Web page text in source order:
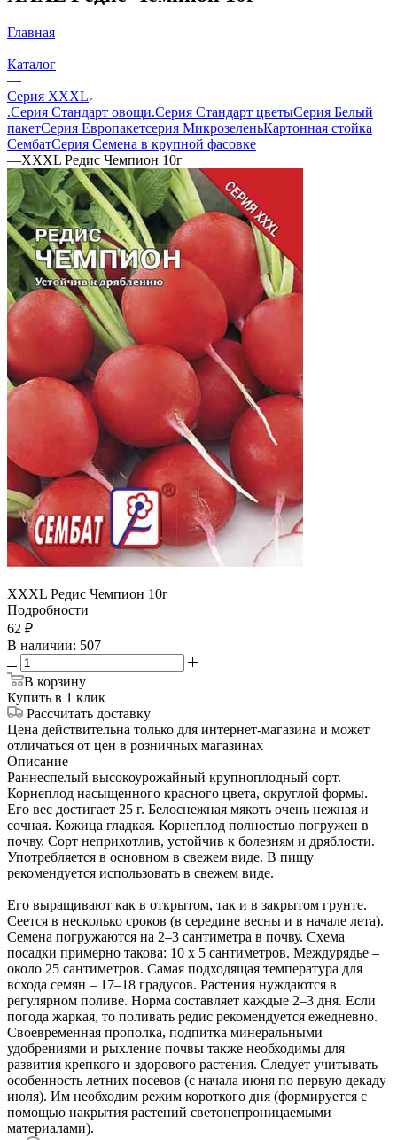
Главная
—
Каталог
—
Серия XXXL
.Серия Стандарт овощи.Серия Стандарт цветыСерия Белый
пакетСерия Европакетсерия МикрозеленьКартонная стойка
СембатСерия Семена в крупной фасовке
—ХХХL Редис Чемпион 10г
ХХХL Редис Чемпион 10г
Подробности
62 ₽
В наличии: 507
В корзину
Купить в 1 клик
Рассчитать доставку
Цена действительна только для интернет-магазина и может
отличаться от цен в розничных магазинах
Описание
Раннеспелый высокоурожайный крупноплодный сорт.
Корнеплод насыщенного красного цвета, округлой формы.
Его вес достигает 25 г. Белоснежная мякоть очень нежная и
сочная. Кожица гладкая. Корнеплод полностью погружен в
почву. Сорт неприхотлив, устойчив к болезням и дряблости.
Употребляется в основном в свежем виде. В пищу
рекомендуется использовать в свежем виде.
Его выращивают как в открытом, так и в закрытом грунте.
Сеется в несколько сроков (в середине весны и в начале лета).
Семена погружаются на 2–3 сантиметра в почву. Схема
посадки примерно такова: 10 х 5 сантиметров. Междурядье –
около 25 сантиметров. Самая подходящая температура для
всхода семян – 17–18 градусов. Растения нуждаются в
регулярном поливе. Норма составляет каждые 2–3 дня. Если
погода жаркая, то поливать редис рекомендуется ежедневно.
Своевременная прополка, подпитка минеральными
удобрениями и рыхление почвы также необходимы для
развития крепкого и здорового растения. Следует учитывать
особенность летних посевов (с начала июня по первую декаду
июля). Им необходим режим короткого дня (формируется с
помощью накрытия растений светонепроницаемыми
материалами).